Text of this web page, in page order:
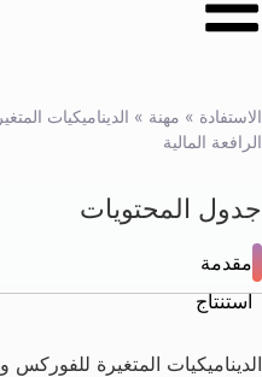
الاستفادة » مهنة » الديناميكيات
الرافعة المالية
جدول المحتويات
مقدمة
استنتاج
الديناميكيات المتغيرة للفوركس